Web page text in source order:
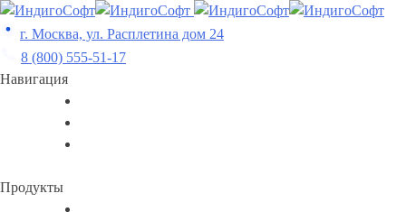
Skip
to
content
г. Москва, ул. Расплетина дом 24
8 (800) 555-51-17
Навигация
Продукты